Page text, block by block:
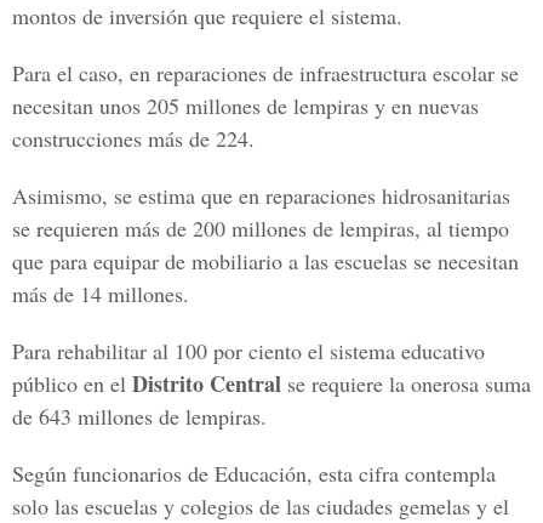
montos de inversión que requiere el sistema.
Para el caso, en reparaciones de infraestructura escolar se
necesitan unos 205 millones de lempiras y en nuevas
construcciones más de 224.
Asimismo, se estima que en reparaciones hidrosanitarias
se requieren más de 200 millones de lempiras, al tiempo
que para equipar de mobiliario a las escuelas se necesitan
más de 14 millones.
Para rehabilitar al 100 por ciento el sistema educativo
público en el Distrito Central se requiere la onerosa suma
de 643 millones de lempiras.
Según funcionarios de Educación, esta cifra contempla
solo las escuelas y colegios de las ciudades gemelas y el